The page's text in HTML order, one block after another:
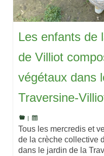
Les enfants de
de Villiot
végétaux dans
Traversine-
Tous les mercredis et
de la crèche collective
dans le jardin de la